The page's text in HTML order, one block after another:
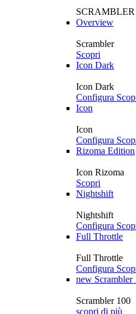
SCRAMBLER
Overview
Scrambler
Scopri
Icon Dark
Icon Dark
Configura
Icon
Icon
Configura
Rizoma Edition
Icon Rizoma
Scopri
Nightshift
Nightshift
Configura
Full Throttle
Full Throttle
Configura
new Scrambler
Scrambler 100
scopri di più